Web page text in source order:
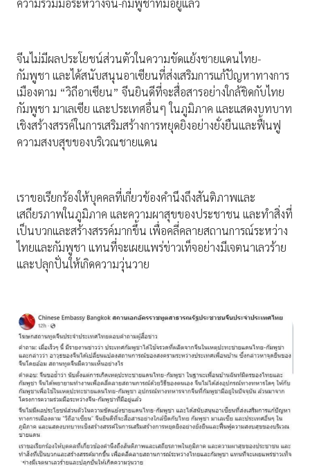
ความร่วมมือระหว่างจีน-กัมพูชาที่มีอยู่แล้ว
จีนไม่มีผลประโยชน์ส่วนตัวในความขัดแย้งชายแดนไทย-
กัมพูชา และได้สนับสนุนอาเซียนที่ส่งเสริมการแก้ปัญหาทางการ
เมืองตาม “วิถีอาเซียน” จีนยินดีที่จะสื่อสารอย่างใกล้ชิดกับไทย
กัมพูชา มาเลเซีย และประเทศอื่นๆ ในภูมิภาค และแสดงบทบาท
เชิงสร้างสรรค์ในการเสริมสร้างการหยุดยิงอย่างยั่งยืนและฟื้นฟู
ความสงบสุขของบริเวณชายแดน
เราขอเรียกร้องให้บุคคลที่เกี่ยวข้องคำนึงถึงสันติภาพและ
เสถียรภาพในภูมิภาค และความผาสุขของประชาชน และทำสิ่งที่
เป็นบวกและสร้างสรรค์มากขึ้น เพื่อคลี่คลายสถานการณ์ระหว่าง
ไทยและกัมพูชา แทนที่จะเผยแพร่ข่าวเท็จอย่างมีเจตนาเลวร้าย
และปลุกปั่นให้เกิดความวุ่นวาย